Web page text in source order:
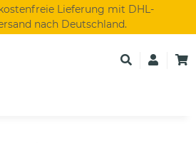
Lieferung mit DHL-
nach Deutschland.